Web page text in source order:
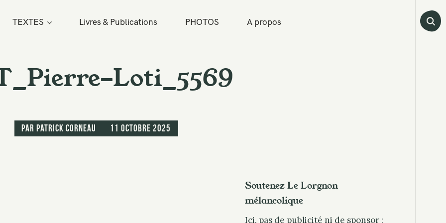
TEXTES Livres & Publications PHOTOS A propos
Loti_5569
par Patrick Corneau 11 octobre 2025
Soutenez Le Lorgnon
mélancolique
Ici, pas de publicité ni de sponsor :